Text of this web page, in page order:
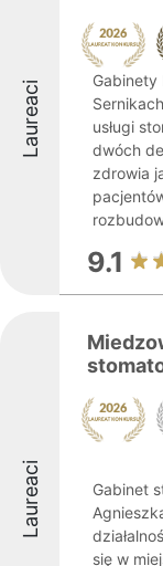
Laureaci
Gabinety
usługi
dwóch
zdrowia
9.1
Laureaci
Gabinet
się w